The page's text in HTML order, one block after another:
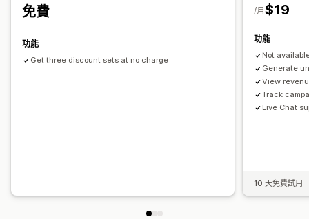
免費
功能
Get three discount sets at no charge
$19
/月
功能
Not
Generate
View
Track
Live Chat
10 天免費試用